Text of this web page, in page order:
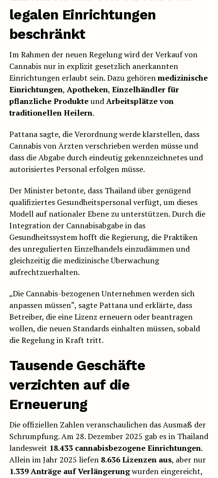
legalen Einrichtungen
beschränkt
Im Rahmen der neuen Regelung wird der Verkauf von
Cannabis nur in explizit gesetzlich anerkannten
Einrichtungen erlaubt sein. Dazu gehörenmedizinische
Einrichtungen, Apotheken, Einzelhändler für
pflanzliche ProdukteundArbeitsplätze von
traditionellen Heilern.
Pattana sagte, die Verordnung werde klarstellen, dass
Cannabis von Ärzten verschrieben werden müsse und
dass die Abgabe durch eindeutig gekennzeichnetes und
autorisiertes Personal erfolgen müsse.
Der Minister betonte, dass Thailand über genügend
qualifiziertes Gesundheitspersonal verfügt, um dieses
Modell auf nationaler Ebene zu unterstützen. Durch die
Integration der Cannabisabgabe in das
Gesundheitssystem hofft die Regierung, die Praktiken
des unregulierten Einzelhandels einzudämmen und
gleichzeitig die medizinische Überwachung
aufrechtzuerhalten.
„Die Cannabis-bezogenen Unternehmen werden sich
anpassen müssen“, sagte Pattana und erklärte, dass
Betreiber, die eine Lizenz erneuern oder beantragen
wollen, die neuen Standards einhalten müssen, sobald
die Regelung in Kraft tritt.
Tausende Geschäfte
verzichten auf die
Erneuerung
Die offiziellen Zahlen veranschaulichen das Ausmaß der
Schrumpfung. Am 28. Dezember 2025 gab es in Thailand
landesweit 18.433 cannabisbezogene Einrichtungen.
Allein im Jahr 2025 liefen 8.636 Lizenzen aus, aber nur
1.339 Anträge auf Verlängerungwurden eingereicht,